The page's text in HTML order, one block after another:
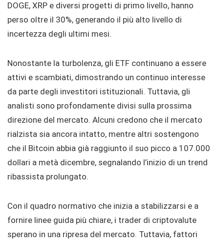
DOGE, XRP e diversi progetti di primo livello, hanno
perso oltre il 30%, generando il più alto livello di
incertezza degli ultimi mesi.
Nonostante la turbolenza, gli ETF continuano a essere
attivi e scambiati, dimostrando un continuo interesse
da parte degli investitori istituzionali. Tuttavia, gli
analisti sono profondamente divisi sulla prossima
direzione del mercato. Alcuni credono che il mercato
rialzista sia ancora intatto, mentre altri sostengono
che il Bitcoin abbia già raggiunto il suo picco a 107.000
dollari a metà dicembre, segnalando l’inizio di un trend
ribassista prolungato.
Con il quadro normativo che inizia a stabilizzarsi e a
fornire linee guida più chiare, i trader di criptovalute
sperano in una ripresa del mercato. Tuttavia, fattori